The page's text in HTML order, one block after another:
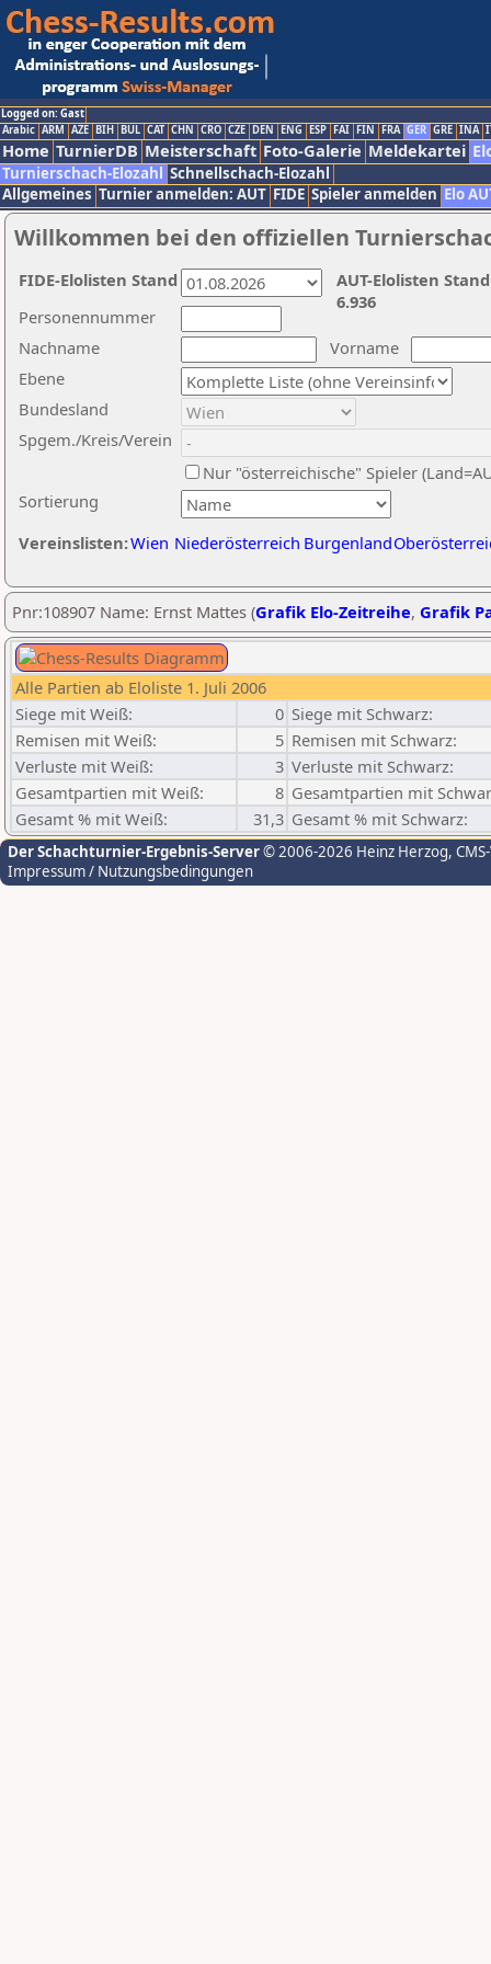
Logged on: Gast
Arabic ARM AZE BIH BUL CAT CHN CRO CZE DEN ENG ESP FAI FIN FRA GER GRE INA
Home TurnierDB Meisterschaft Foto-Galerie Meldekartei
Turnierschach-Elozahl Schnellschach-Elozahl
Allgemeines Turnier anmelden: AUT FIDE Spieler anmelden Elo
Willkommen bei den offiziellen
Nachname
Vorname
Ebene
Sortierung
Personennummer
Bundesland
Spgem./Kreis/Verein
Nur "österreichische" Spieler
Vereinslisten:Wien Niederösterreich Burgenland
AUT-Elolisten
6.936
FIDE-Elolisten Stand
Pnr:108907 Name: Ernst Mattes (Grafik Elo-Zeitreihe, Grafik
Alle Partien ab Eloliste 1. Juli 2006
Siege mit Weiß:
0 Siege mit Schwarz:
Remisen mit Weiß:
5 Remisen mit Schwarz:
Verluste mit Weiß:
3 Verluste mit Schwarz:
Gesamtpartien mit Weiß:
8 Gesamtpartien mit
Gesamt % mit Weiß:
31,3 Gesamt % mit Schwarz:
Der Schachturnier-Ergebnis-Server© 2006-2026 Heinz Herzog,
Impressum / Nutzungsbedingungen